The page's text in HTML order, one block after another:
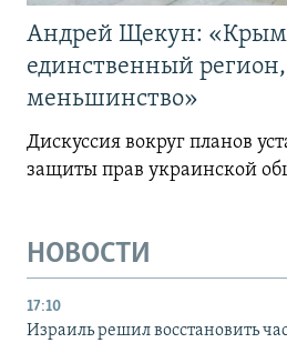
Андрей Щекун: «Крым
единственный
меньшинство»
Дискуссия вокруг планов
защиты прав украинской
НОВОСТИ
17:10
Израиль решил восстановить